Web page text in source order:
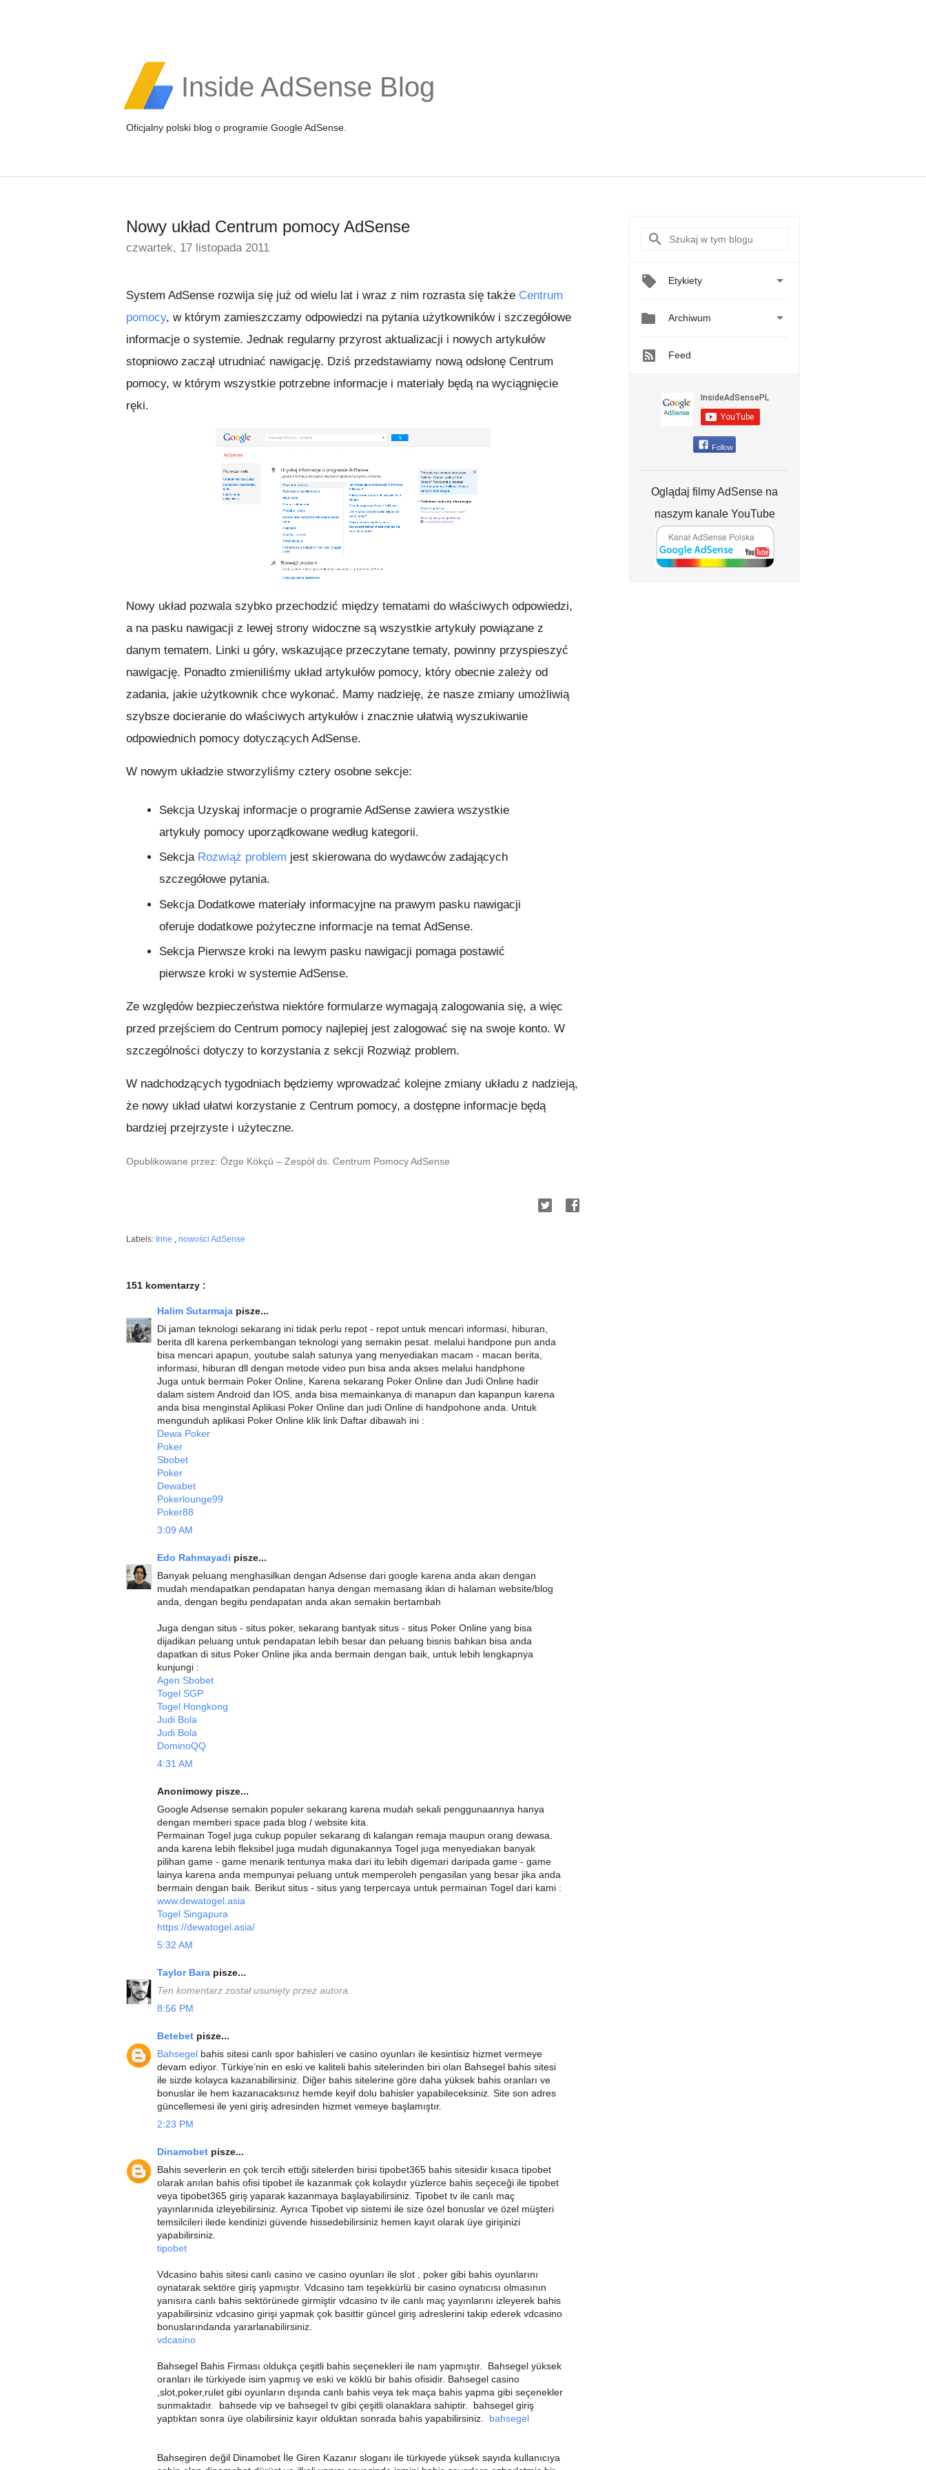
Inside AdSense Blog
Oficjalny polski blog o programie Google AdSense.
Nowy układ Centrum pomocy AdSense
czwartek, 17 listopada 2011
System AdSense rozwija się już od wielu lat i wraz z nim rozrasta się także Centrum
pomocy, w którym zamieszczamy odpowiedzi na pytania użytkowników i szczegółowe
informacje o systemie. Jednak regularny przyrost aktualizacji i nowych artykułów
stopniowo zaczął utrudniać nawigację. Dziś przedstawiamy nową odsłonę Centrum
pomocy, w którym wszystkie potrzebne informacje i materiały będą na wyciągnięcie
ręki.
Nowy układ pozwala szybko przechodzić między tematami do właściwych odpowiedzi,
a na pasku nawigacji z lewej strony widoczne są wszystkie artykuły powiązane z
danym tematem. Linki u góry, wskazujące przeczytane tematy, powinny przyspieszyć
nawigację. Ponadto zmieniliśmy układ artykułów pomocy, który obecnie zależy od
zadania, jakie użytkownik chce wykonać. Mamy nadzieję, że nasze zmiany umożliwią
szybsze docieranie do właściwych artykułów i znacznie ułatwią wyszukiwanie
odpowiednich pomocy dotyczących AdSense.
W nowym układzie stworzyliśmy cztery osobne sekcje:
SekcjaUzyskaj informacje o programie AdSense zawiera wszystkie
artykuły pomocy uporządkowane według kategorii.
Sekcja Rozwiąż problem jest skierowana do wydawców zadających
szczegółowe pytania.
Sekcja Dodatkowe materiały informacyjne na prawym pasku nawigacji
oferuje dodatkowe pożyteczne informacje na temat AdSense.
Sekcja Pierwsze kroki na lewym pasku nawigacji pomaga postawić
pierwsze kroki w systemie AdSense.
Ze względów bezpieczeństwa niektóre formularze wymagają zalogowania się, a więc
przed przejściem do Centrum pomocy najlepiej jest zalogować się na swoje konto. W
szczególności dotyczy to korzystania z sekcji Rozwiąż problem.
W nadchodzących tygodniach będziemy wprowadzać kolejne zmiany układu z nadzieją,
że nowy układ ułatwi korzystanie z Centrum pomocy, a dostępne informacje będą
bardziej przejrzyste i użyteczne.
Opublikowane przez: Özge Kökçü – Zespół ds. Centrum Pomocy AdSense
Labels: Inne nowości AdSense
151 komentarzy :
Halim Sutarmaja pisze...
Di jaman teknologi sekarang ini tidak perlu repot - repot untuk mencari informasi, hiburan,
berita dll karena perkembangan teknologi yang semakin pesat. melalui handpone pun anda
bisa mencari apapun, youtube salah satunya yang menyediakan macam - macan berita,
informasi, hiburan dll dengan metode video pun bisa anda akses melalui handphone
Juga untuk bermain Poker Online, Karena sekarang Poker Online dan Judi Online hadir
dalam sistem Android dan IOS, anda bisa memainkanya di manapun dan kapanpun karena
anda bisa menginstal Aplikasi Poker Online dan judi Online di handpohone anda. Untuk
mengunduh aplikasi Poker Online klik link Daftar dibawah ini :
Dewa Poker
Poker
Sbobet
Poker
Dewabet
Pokerlounge99
Poker88
3:09 AM
Edo Rahmayadi pisze...
Banyak peluang menghasilkan dengan Adsense dari google karena anda akan dengan
mudah mendapatkan pendapatan hanya dengan memasang iklan di halaman website/blog
anda, dengan begitu pendapatan anda akan semakin bertambah
Juga dengan situs - situs poker, sekarang bantyak situs - situs Poker Online yang bisa
dijadikan peluang untuk pendapatan lebih besar dan peluang bisnis bahkan bisa anda
dapatkan di situs Poker Online jika anda bermain dengan baik, untuk lebih lengkapnya
kunjungi :
Agen Sbobet
Togel SGP
Togel Hongkong
Judi Bola
Judi Bola
DominoQQ
4:31 AM
Anonimowy pisze...
Google Adsense semakin populer sekarang karena mudah sekali penggunaannya hanya
dengan memberi space pada blog / website kita.
Permainan Togel juga cukup populer sekarang di kalangan remaja maupun orang dewasa.
anda karena lebih fleksibel juga mudah digunakannya Togel juga menyediakan banyak
pilihan game - game menarik tentunya maka dari itu lebih digemari daripada game - game
lainya karena anda mempunyai peluang untuk memperoleh pengasilan yang besar jika anda
bermain dengan baik. Berikut situs - situs yang terpercaya untuk permainan Togel dari kami :
www.dewatogel.asia
Togel Singapura
https://dewatogel.asia/
5:32 AM
Taylor Bara pisze...
Ten komentarz został usunięty przez autora.
8:56 PM
Betebet pisze...
Bahsegel bahis sitesi canlı spor bahisleri ve casino oyunları ile kesintisiz hizmet vermeye
devam ediyor. Türkiye’nin en eski ve kaliteli bahis sitelerinden biri olan Bahsegel bahis sitesi
ile sizde kolayca kazanabilirsiniz. Diğer bahis sitelerine göre daha yüksek bahis oranları ve
bonuslar ile hem kazanacaksınız hemde keyif dolu bahisler yapabileceksiniz. Site son adres
güncellemesi ile yeni giriş adresinden hizmet vemeye başlamıştır.
2:23 PM
Dinamobet pisze...
Bahis severlerin en çok tercih ettiği sitelerden birisi tipobet365 bahis sitesidir kısaca tipobet
olarak anılan bahis ofisi tipobet ile kazanmak çok kolaydır yüzlerce bahis seçeceği ile tipobet
veya tipobet365 giriş yaparak kazanmaya başlayabilirsiniz. Tipobet tv ile canlı maç
yayınlarınıda izleyebilirsiniz. Ayrıca Tipobet vip sistemi ile size özel bonuslar ve özel müşteri
temsilcileri ilede kendinizi güvende hissedebilirsiniz hemen kayıt olarak üye girişinizi
yapabilirsiniz.
tipobet
Vdcasino bahis sitesi canlı casino ve casino oyunları ile slot , poker gibi bahis oyunlarını
oynatarak sektöre giriş yapmıştır. Vdcasino tam teşekkürlü bir casino oynatıcısı olmasının
yanısıra canlı bahis sektörünede girmiştir vdcasino tv ile canlı maç yayınlarını izleyerek bahis
yapabilirsiniz vdcasino girişi yapmak çok basittir güncel giriş adreslerini takip ederek vdcasino
bonuslarındanda yararlanabilirsiniz.
vdcasino
Bahsegel Bahis Firması oldukça çeşitli bahis seçenekleri ile nam yapmıştır. Bahsegel yüksek
oranları ile türkiyede isim yapmış ve eski ve köklü bir bahis ofisidir. Bahsegel casino
,slot,poker,rulet gibi oyunların dışında canlı bahis veya tek maça bahis yapma gibi seçenekler
sunmaktadır. bahsede vip ve bahsegel tv gibi çeşitli olanaklara sahiptir. bahsegel giriş
yaptıktan sonra üye olabilirsiniz kayır olduktan sonrada bahis yapabilirsiniz. bahsegel
Bahsegiren değil Dinamobet İle Giren Kazanır sloganı ile türkiyede yüksek sayıda kullanıcıya
Etykiety 
 Archiwum 
Feed
Follow
Oglądaj filmy AdSense na
naszym kanale YouTube